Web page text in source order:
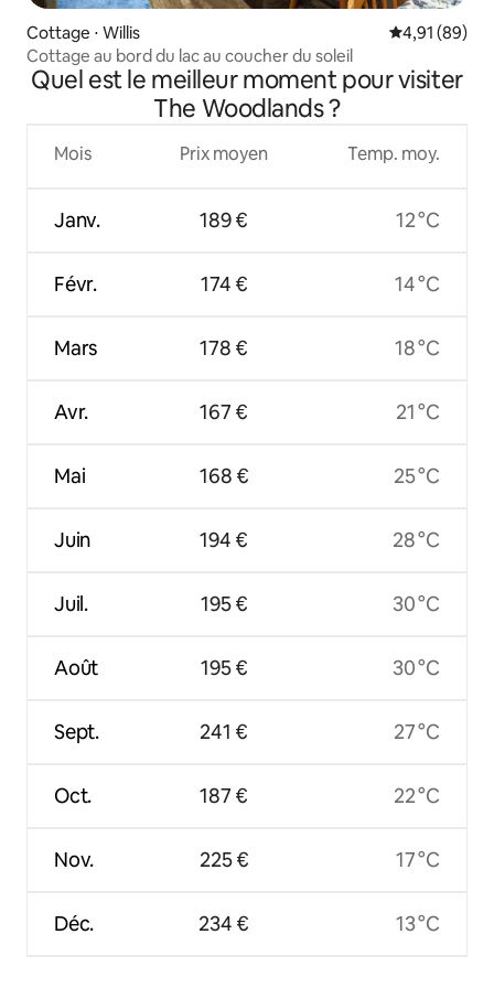
Cottage ⋅ Willis Évaluation
4,91 (89)
Cottage au bord du lac au coucher du soleil
Quel est le meilleur moment pour visiter
The Woodlands ?
Mois
Janv.
Févr.
Mars
Avr.
Mai
Juin
Juil.
Août
Sept.
Oct.
Nov.
Déc.
Prix moyen
189 €
174 €
178 €
167 €
168 €
194 €
195 €
195 €
241 €
187 €
225 €
234 €
Temp. moy.
12 °C
14 °C
18 °C
21 °C
25 °C
28 °C
30 °C
30 °C
27 °C
22 °C
17 °C
13 °C